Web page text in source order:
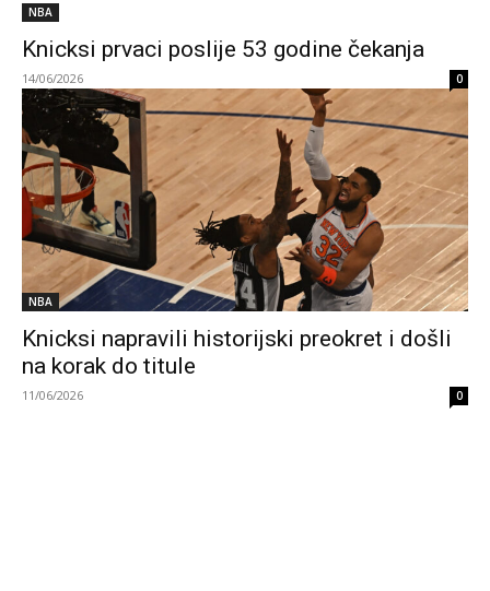
NBA
Knicksi prvaci poslije 53 godine čekanja
14/06/2026 0
NBA
Knicksi napravili historijski preokret i došli
na korak do titule
11/06/2026 0